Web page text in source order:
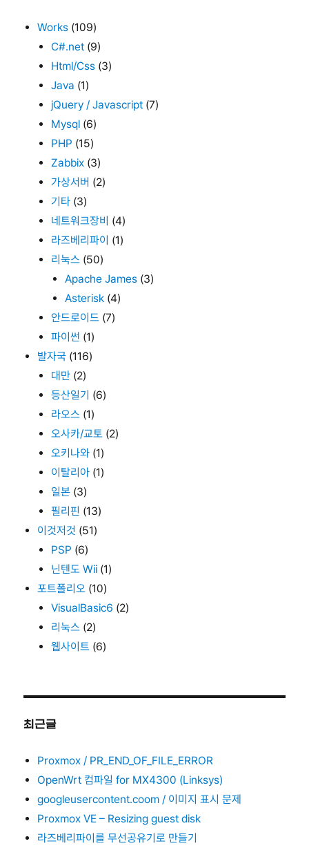
Works (109)
C#.net (9)
Html/Css (3)
Java (1)
jQuery / Javascript (7)
Mysql (6)
PHP (15)
Zabbix (3)
가상서버 (2)
기타 (3)
네트워크장비 (4)
라즈베리파이 (1)
리눅스 (50)
Apache James (3)
Asterisk (4)
안드로이드 (7)
파이썬 (1)
발자국 (116)
대만 (2)
등산일기 (6)
라오스 (1)
오사카/교토 (2)
오키나와 (1)
이탈리아 (1)
일본 (3)
필리핀 (13)
이것저것 (51)
PSP (6)
닌텐도 Wii (1)
포트폴리오 (10)
VisualBasic6 (2)
리눅스 (2)
웹사이트 (6)
최근글
Proxmox / PR_END_OF_FILE_ERROR
OpenWrt 컴파일 for MX4300 (Linksys)
googleusercontent.coom / 이미지 표시 문제
Proxmox VE – Resizing guest disk
라즈베리파이를 무선공유기로 만들기